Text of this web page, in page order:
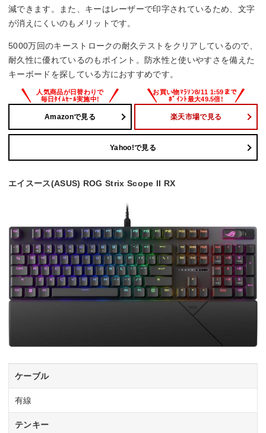
サイズ
減できます。また、キーはレーザーで印字されているため、文字
が消えにくいのもメリットです。
5000万回のキーストロークの耐久テストをクリアしているので、
耐久性に優れているのもポイント。防水性と使いやすさを備えた
キーボードを探している方におすすめです。
Amazonで見る 楽天市場で見る
Yahoo!で見る
エイスース(ASUS) ROG Strix Scope II RX
ケーブル
有線
テンキー